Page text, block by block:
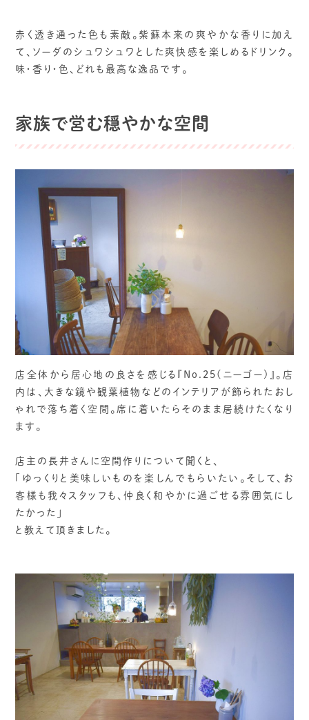
赤く透き通った色も素敵。紫蘇本来の爽やかな香りに加え
て、ソーダのシュワシュワとした爽快感を楽しめるドリンク。
味・香り・色、どれも最高な逸品です。
家族で営む穏やかな空間
店全体から居心地の良さを感じる『No.25(ニーゴー)』。店
内は、大きな鏡や観葉植物などのインテリアが飾られたおし
ゃれで落ち着く空間。席に着いたらそのまま居続けたくなり
ます。
店主の長井さんに空間作りについて聞くと、
「ゆっくりと美味しいものを楽しんでもらいたい。そして、お
客様も我々スタッフも、仲良く和やかに過ごせる雰囲気にし
たかった」
と教えて頂きました。